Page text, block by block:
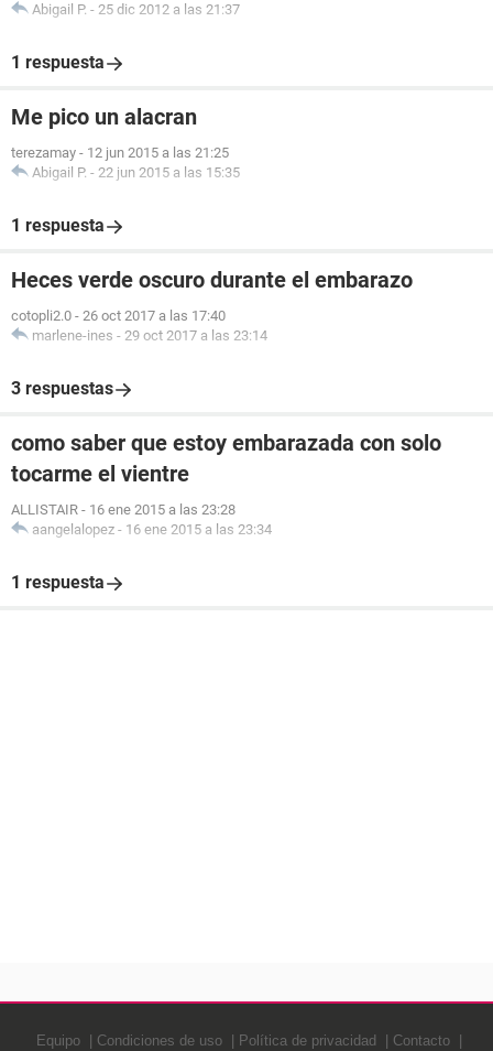
Abigail P. - 25 dic 2012 a las 21:37
1 respuesta
Me pico un alacran
terezamay - 12 jun 2015 a las 21:25
Abigail P. - 22 jun 2015 a las 15:35
1 respuesta
Heces verde oscuro durante el embarazo
cotopli2.0 - 26 oct 2017 a las 17:40
marlene-ines - 29 oct 2017 a las 23:14
3 respuestas
como saber que estoy embarazada con solo
tocarme el vientre
ALLISTAIR - 16 ene 2015 a las 23:28
aangelalopez - 16 ene 2015 a las 23:34
1 respuesta
Equipo Condiciones de uso Política de privacidad Contacto